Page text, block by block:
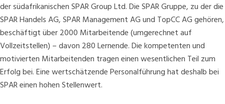
der südafrikanischenSPAR Group Ltd.Die SPAR Gruppe, zu der die
SPAR Handels AG, SPAR Management AG und TopCC AG gehören,
beschäftigt über 2000 Mitarbeitende (umgerechnet auf
Vollzeitstellen) – davon 280 Lernende. Die kompetenten und
motivierten Mitarbeitenden tragen einen wesentlichen Teil zum
Erfolg bei. Eine wertschätzende Personalführung hat deshalb bei
SPAR einen hohen Stellenwert.